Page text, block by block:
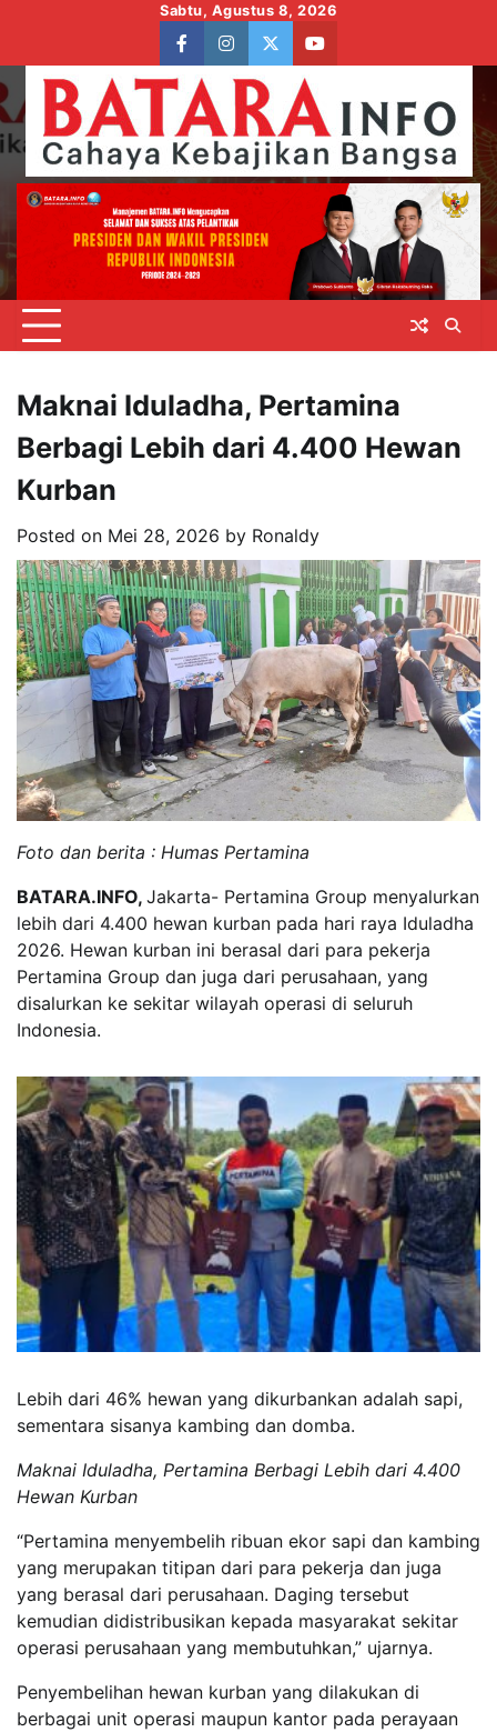
content
Sabtu, Agustus 8, 2026
facebookinstagram
twitteryoutube
Maknai Iduladha, Pertamina
Berbagi Lebih dari 4.400 Hewan
Kurban
Posted on Mei 28, 2026 by Ronaldy
Foto dan berita : Humas Pertamina
BATARA.INFO, Jakarta- Pertamina Group menyalurkan
lebih dari 4.400 hewan kurban pada hari raya Iduladha
2026. Hewan kurban ini berasal dari para pekerja
Pertamina Group dan juga dari perusahaan, yang
disalurkan ke sekitar wilayah operasi di seluruh
Indonesia.
Lebih dari 46% hewan yang dikurbankan adalah sapi,
sementara sisanya kambing dan domba.
Maknai Iduladha, Pertamina Berbagi Lebih dari 4.400
Hewan Kurban
“Pertamina menyembelih ribuan ekor sapi dan kambing
yang merupakan titipan dari para pekerja dan juga
yang berasal dari perusahaan. Daging tersebut
kemudian didistribusikan kepada masyarakat sekitar
operasi perusahaan yang membutuhkan,” ujarnya.
Penyembelihan hewan kurban yang dilakukan di
berbagai unit operasi maupun kantor pada perayaan